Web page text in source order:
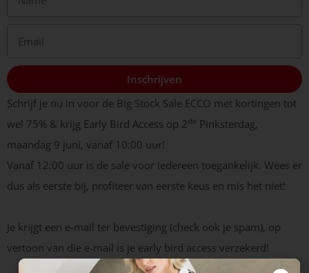
Inschrijven
Schrijf je nu in voor de Big Stock Sale ECCO met kortingen tot
wel 75% & krijg Early Bird Access op 2 de Pinksterdag,
maandag 9 juni, vanaf 10:00 uur!
Vanaf 12:00 uur is de sale voor iedereen toegankelijk. Wees er
dus als eerste bij, profiteer van eerste keus en mis het niet!
Je krijgt een e-mail ter bevestiging (check ook je spam), op
vertoon van die e-mail is je early bird access verzekerd!